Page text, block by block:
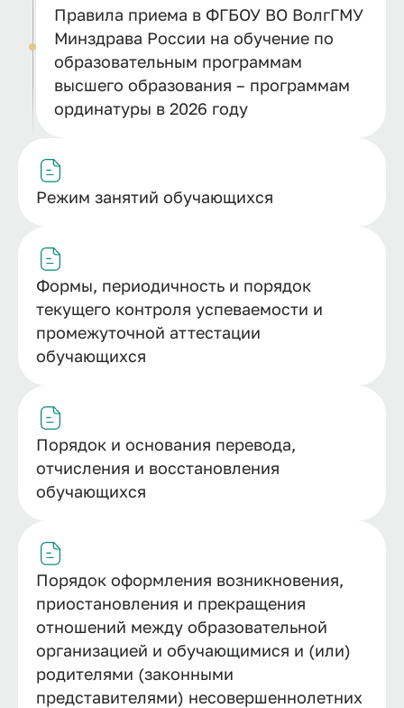
Правила приема в ФГБОУ ВО ВолгГМУ
Минздрава России на обучение по
образовательным программам
высшего образования – программам
ординатуры в 2026 году
Режим занятий обучающихся
Формы, периодичность и порядок
текущего контроля успеваемости и
промежуточной аттестации
обучающихся
Порядок и основания перевода,
отчисления и восстановления
обучающихся
Порядок оформления возникновения,
приостановления и прекращения
отношений между образовательной
организацией и обучающимися и (или)
родителями (законными
представителями) несовершеннолетних